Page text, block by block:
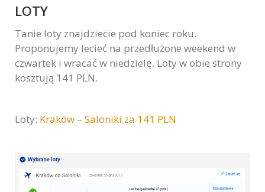
LOTY
Tanie loty znajdziecie pod koniec roku.
Proponujemy lecieć na przedłużone weekend w
czwartek i wracać w niedzielę. Loty w obie strony
kosztują 141 PLN.
Loty: Kraków – Saloniki za 141 PLN